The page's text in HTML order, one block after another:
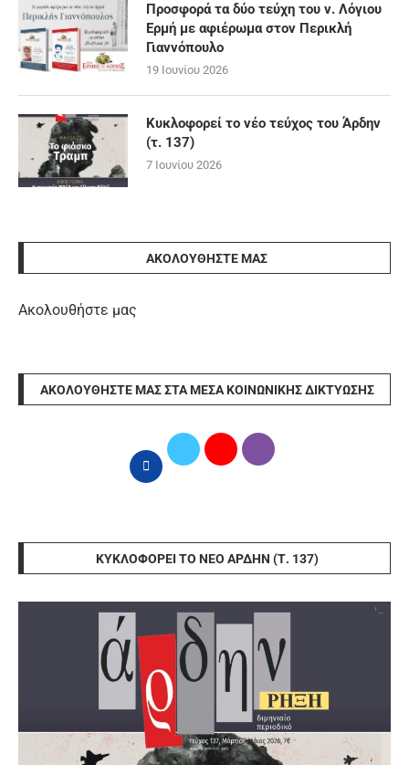
Προσφορά τα δύο τεύχη του ν. Λόγιου
Ερμή με αφιέρωμα στον Περικλή
Γιαννόπουλο
19 Ιουνίου 2026
Κυκλοφορεί το νέο τεύχος του Άρδην
(τ. 137)
7 Ιουνίου 2026
ΑΚΟΛΟΥΘΉΣΤΕ ΜΑΣ
Ακολουθήστε μας
ΑΚΟΛΟΥΘΉΣΤΕ ΜΑΣ ΣΤΑ ΜΈΣΑ ΚΟΙΝΩΝΙΚΉΣ ΔΙΚΤΎΩΣΗΣ
ΚΥΚΛΟΦΟΡΕΊ ΤΟ ΝΈΟ ΆΡΔΗΝ (Τ. 137)